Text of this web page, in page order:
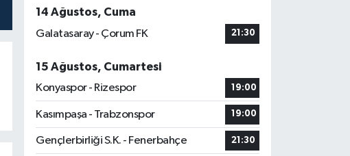
14 Ağustos, Cuma
Galatasaray - Çorum FK
21:30
15 Ağustos, Cumartesi
Konyaspor - Rizespor
19:00
Kasımpaşa - Trabzonspor 19:00
Gençlerbirliği S.K. - Fenerbahçe 21:30